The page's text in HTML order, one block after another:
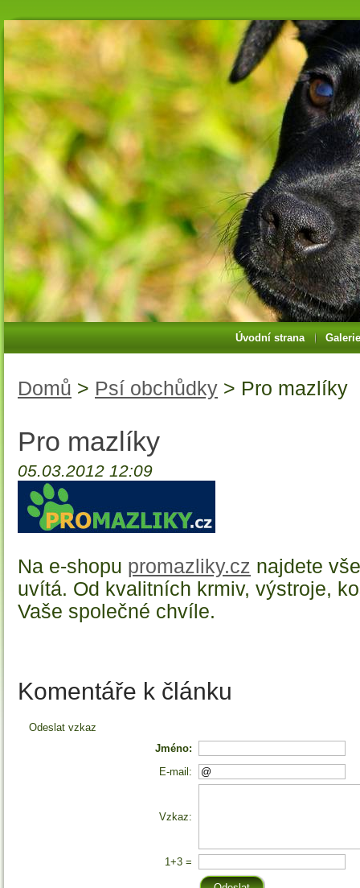
Úvodní strana
Domů > Psí obchůdky > Pro mazlíky
Pro mazlíky
05.03.2012 12:09
Na e-shopu promazliky.cz najdete
uvítá. Od kvalitních krmiv, výstroje,
Vaše společné chvíle.
Komentáře k článku
Odeslat vzkaz
Jméno:
E-mail:
Vzkaz:
1+3 =